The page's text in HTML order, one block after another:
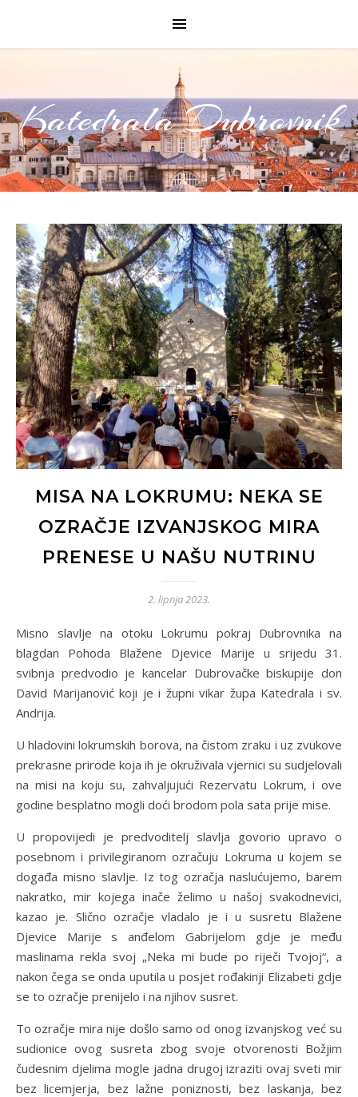
Katedrala Dubrovnik
MISA NA LOKRUMU: NEKA SE
OZRAČJE IZVANJSKOG MIRA
PRENESE U NAŠU NUTRINU
2. lipnja 2023.
Misno slavlje na otoku Lokrumu pokraj Dubrovnika na
blagdan Pohoda Blažene Djevice Marije u srijedu 31.
svibnja predvodio je kancelar Dubrovačke biskupije don
David Marijanović koji je i župni vikar župa Katedrala i sv.
Andrija.
U hladovini lokrumskih borova, na čistom zraku i uz zvukove
prekrasne prirode koja ih je okruživala vjernici su sudjelovali
na misi na koju su, zahvaljujući Rezervatu Lokrum, i ove
godine besplatno mogli doći brodom pola sata prije mise.
U propovijedi je predvoditelj slavlja govorio upravo o
posebnom i privilegiranom ozračuju Lokruma u kojem se
događa misno slavlje. Iz tog ozračja naslućujemo, barem
nakratko, mir kojega inače želimo u našoj svakodnevici,
kazao je. Slično ozračje vladalo je i u susretu Blažene
Djevice Marije s anđelom Gabrijelom gdje je među
maslinama rekla svoj „Neka mi bude po riječi Tvojoj“, a
nakon čega se onda uputila u posjet rođakinji Elizabeti gdje
se to ozračje prenijelo i na njihov susret.
To ozračje mira nije došlo samo od onog izvanjskog već su
sudionice ovog susreta zbog svoje otvorenosti Božjim
čudesnim djelima mogle jadna drugoj izraziti ovaj sveti mir
bez licemjerja, bez lažne poniznosti, bez laskanja, bez